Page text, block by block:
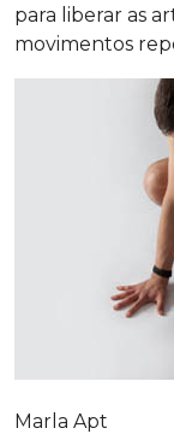
para liberar as
movimentos
Marla Apt